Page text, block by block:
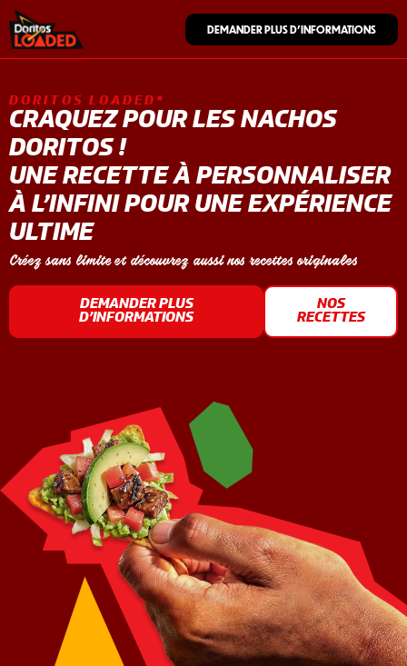
DEMANDER PLUS D’INFORMATIONS
DORITOS LOADED*
CRAQUEZ POUR LES NACHOS
DORITOS !
UNE RECETTE À PERSONNALISER
À L’INFINI POUR UNE EXPÉRIENCE
ULTIME
Créez sans limite et découvrez aussi nos recettes originales
DEMANDER PLUS
D’INFORMATIONS
NOS
RECETTES